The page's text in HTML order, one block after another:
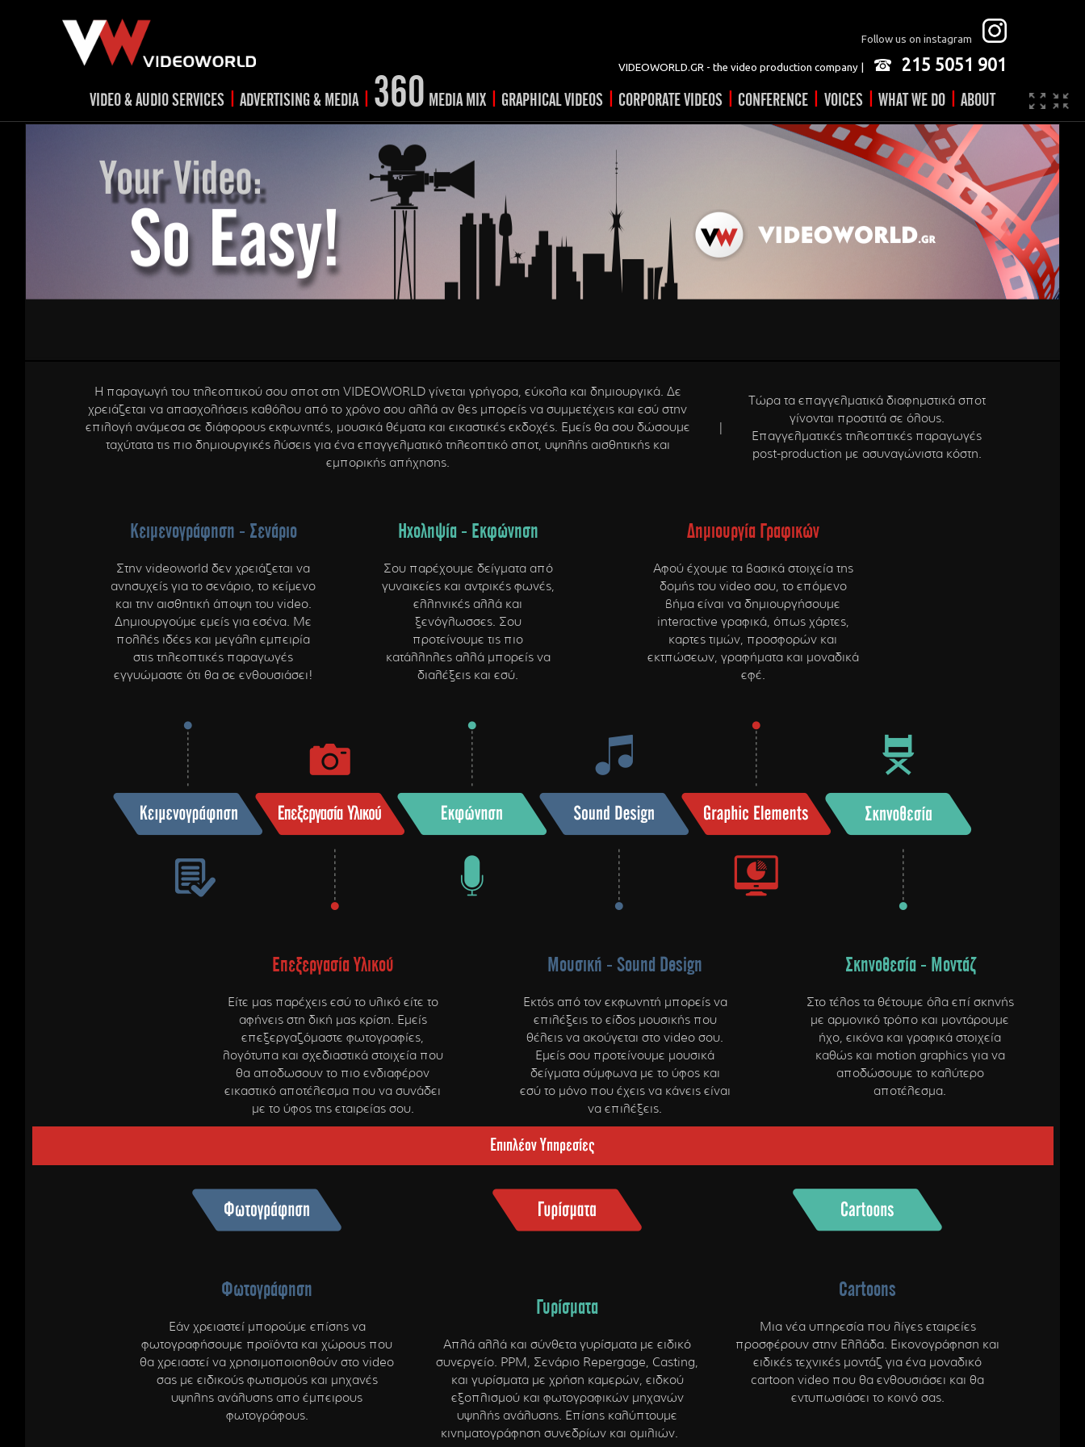
Follow us on instagram
VIDEOWORLD.GR - the video production company | 215 5051 901
VIDEO & AUDIO SERVICES
TV spots
Post production
Corporate videos
Trailer & Σήματα εκπομπών
Cultural videos
video applications for museums,
Cartoons
3D world
Events & Conference
VIDEO Projections
Kids content
| ADVERTISING & MEDIA
RADIOadvertising
advertising
Social Media video shorts
Creative Prints
Outdoor advertising
| 360 MEDIA MIX | GRAPHICAL VIDEOS | CORPORATE VIDEOS | CONFERENCE | VOICES | WHAT WE DO | ABOUT
Company
Video made easy
Contact
Η παραγωγή του τηλεοπτικού σου σποτ στη VIDEOWORLD γίνεται γρήγορα, εύκολα και δημιουργικά. Δε
χρειάζεται να απασχολήσεις καθόλου από το χρόνο σου αλλά αν θες μπορείς να συμμετέχεις και εσύ στην
επιλογή ανάμεσα σε διάφορους εκφωνητές, μουσικά θέματα και εικαστικές εκδοχές. Εμείς θα σου δώσουμε
ταχύτατα τις πιο δημιουργικές λύσεις για ένα επαγγελματικό τηλεοπτικό σποτ, υψηλής αισθητικής και
εμπορικής απήχησης.
Τώρα τα επαγγελματικά διαφημστικά σποτ
γίνονται προστιτά σε όλους.
Επαγγελματικές τηλεοπτικές παραγωγές
post-production με ασυναγώνιστα κόστη.
Κειμενογράφηση - Σενάριο
Στην videoworld δεν χρειάζεται να
ανησυχείς για το σενάριο, το κείμενο
και την αισθητική άποψη του video.
Δημιουργούμε εμείς για εσένα. Με
πολλές ιδέες και μεγάλη εμπειρία
στις τηλεοπτικές παραγωγές
εγγυώμαστε ότι θα σε ενθουσιάσει!
Ηχοληψία - Εκφώνηση
Σου παρέχουμε δείγματα από
γυναικείες και αντρικές φωνές,
ελληνικές αλλά και
ξενόγλωσσες. Σου
προτείνουμε τις πιο
κατάλληλες αλλά μπορείς να
διαλέξεις και εσύ.
Δημιουργία Γραφικών
Αφού έχουμε τα βασικά στοιχεία της
δομής του video σου, το επόμενο
βήμα είναι να δημιουργήσουμε
interactive γραφικά, όπως χάρτες,
καρτες τιμών, προσφορών και
εκτπώσεων, γραφήματα και μοναδικά
εφέ.
Επεξεργασία Υλικού
Είτε μας παρέχεις εσύ το υλικό είτε το
αφήνεις στη δική μας κρίση. Εμείς
επεξεργαζόμαστε φωτογραφίες,
λογότυπα και σχεδιαστικά στοιχεία που
θα αποδωσουν το πιο ενδιαφέρον
εικαστικό αποτέλεσμα που να συνάδει
με το ύφος της εταιρείας σου.
Μουσική - Sound Design
Εκτός από τον εκφωνητή μπορείς να
επιλέξεις το είδος μουσικής που
θέλεις να ακούγεται στο video σου.
Εμείς σου προτείνουμε μουσικά
δείγματα σύμφωνα με το ύφος και
εσύ το μόνο που έχεις να κάνεις είναι
να επιλέξεις.
Σκηνοθεσία - Μοντάζ
Στο τέλος τα θέτουμε όλα επί σκηνής
με αρμονικό τρόπο και μοντάρουμε
ήχο, εικόνα και γραφικά στοιχεία
καθώς και motion graphics για να
αποδώσουμε το καλύτερο
αποτέλεσμα.
Επιπλέον Υπηρεσίες
Φωτογράφηση
Εάν χρειαστεί μπορούμε επίσης να
φωτογραφήσουμε προϊόντα και χώρους που
θα χρειαστεί να χρησιμοποιοηθούν στο video
σας με ειδικούς φωτισμούς και μηχανές
υψηλης ανάλυσης απο έμπειρους
φωτογράφους.
Γυρίσματα
Απλά αλλά και σύνθετα γυρίσματα με ειδικό
συνεργείο. PPM, Σενάριο Repergage, Casting,
και γυρίσματα με χρήση καμερών, ειδκού
εξοπλισμού και φωτογραφικών μηχανών
υψηλής ανάλυσης. Επίσης καλύπτουμε
κινηματογράφηση συνεδρίων και ομιλιών.
Cartoons
Μια νέα υπηρεσία που λίγες εταιρείες
προσφέρουν στην Ελλάδα. Εικονογράφηση και
ειδικές τεχνικές μοντάζ για ένα μοναδικό
cartoon video που θα ενθουσιάσει και θα
εντυπωσιάσει το κοινό σας.